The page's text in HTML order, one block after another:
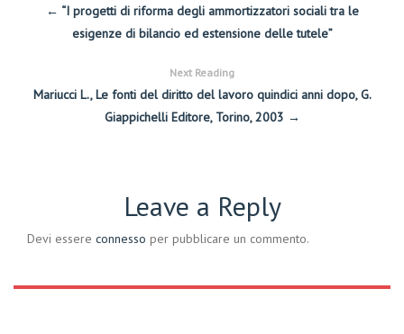
← “I progetti di riforma degli ammortizzatori sociali tra le
esigenze di bilancio ed estensione delle tutele”
Next Reading
Mariucci L., Le fonti del diritto del lavoro quindici anni dopo, G.
Giappichelli Editore, Torino, 2003 →
Leave a Reply
Devi essere connesso per pubblicare un commento.